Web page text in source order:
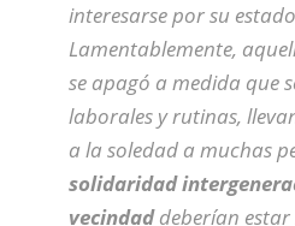
interesarse por su
Lamentablemente,
se apagó a medida que
laborales y rutinas,
a la soledad a muchas
solidaridad
vecindaddeberían estar